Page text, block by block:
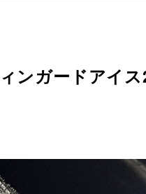
ンガードアイ